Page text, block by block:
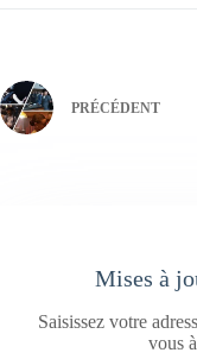
PRÉCÉDENT
Mises à
Saisissez votre
vous